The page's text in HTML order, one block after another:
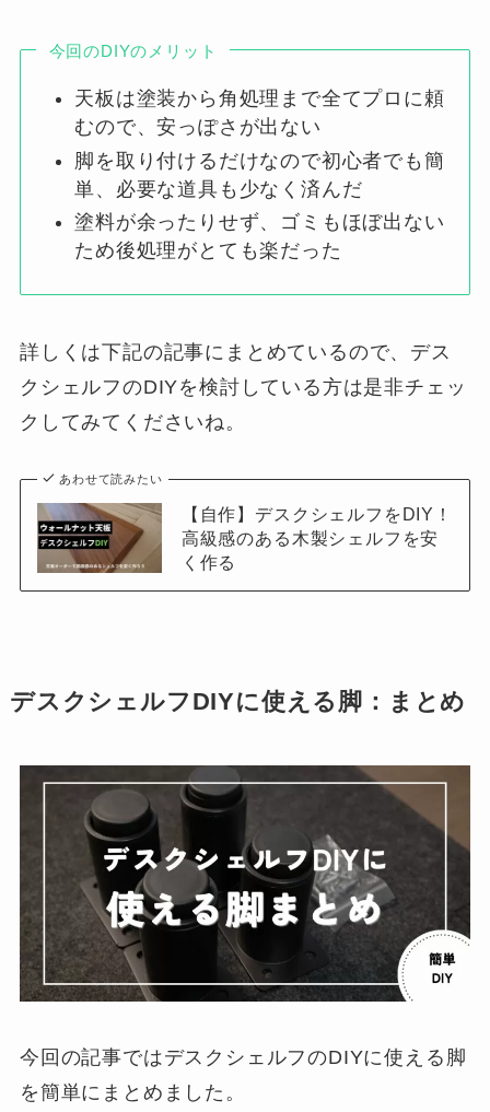
今回のDIYのメリット
天板は塗装から角処理まで全てプロに頼
むので、安っぽさが出ない
脚を取り付けるだけなので初心者でも簡
単、必要な道具も少なく済んだ
塗料が余ったりせず、ゴミもほぼ出ない
ため後処理がとても楽だった
詳しくは下記の記事にまとめているので、デス
クシェルフのDIYを検討している方は是非チェッ
クしてみてくださいね。
あわせて読みたい
【自作】デスクシェルフをDIY！
高級感のある木製シェルフを安
く作る
デスクシェルフDIYに使える脚：まとめ
今回の記事ではデスクシェルフのDIYに使える脚
を簡単にまとめました。